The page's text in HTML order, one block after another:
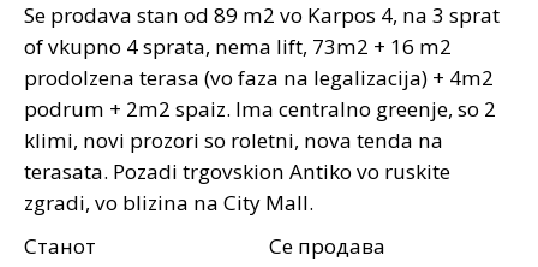
Se prodava stan od 89 m2 vo Karpos 4, na 3 sprat
of vkupno 4 sprata, nema lift, 73m2 + 16 m2
prodolzena terasa (vo faza na legalizacija) + 4m2
podrum + 2m2 spaiz. Ima centralno greenje, so 2
klimi, novi prozori so roletni, nova tenda na
terasata. Pozadi trgovskion Antiko vo ruskite
zgradi, vo blizina na City Mall.
Станот
Се продава